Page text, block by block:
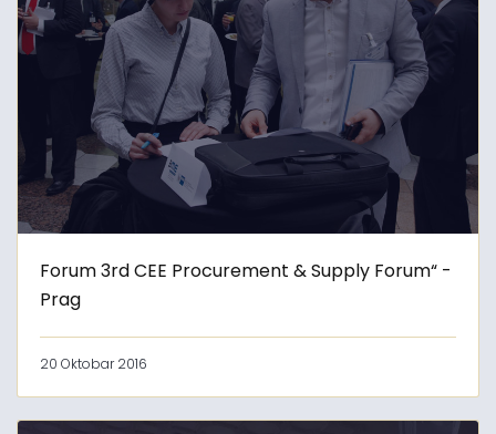
Forum 3rd CEE Procurement & Supply Forum“ -
Prag
20 Oktobar 2016